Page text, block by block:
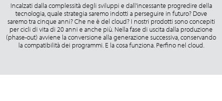
Incalzati dalla complessità degli sviluppi e dall'incessante progredire della
tecnologia, quale strategia saremo indotti a perseguire in futuro? Dove
saremo tra cinque anni? Che ne è del cloud? I nostri prodotti sono concepiti
per cicli di vita di 20 anni e anche più. Nella fase di uscita dalla produzione
(phase-out) avviene la conversione alla generazione successiva, conservando
la compatibilità dei programmi. E la cosa funziona. Perfino nel cloud.